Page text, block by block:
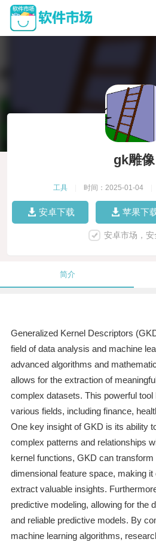
gk雕像
工具 时间：2025-01-04
安卓下载 苹果下
安卓市场，
简介
Generalized Kernel Descriptors
field of data analysis and machine
advanced algorithms and
allows for the extraction of
complex datasets. This powerful tool
various fields, including finance,
One key insight of GKD is its ability
complex patterns and relationships
kernel functions, GKD can transform
dimensional feature space, making
extract valuable insights.
predictive modeling, allowing for the
and reliable predictive models. By
machine learning algorithms,